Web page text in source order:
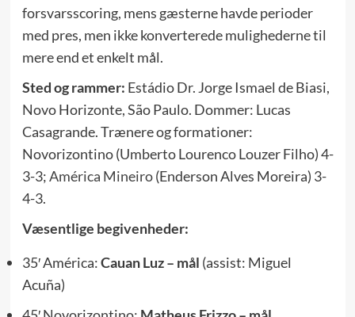
forsvarsscoring, mens gæsterne havde perioder
med pres, men ikke konverterede mulighederne til
mere end et enkelt mål.
Sted og rammer: Estádio Dr. Jorge Ismael de Biasi,
Novo Horizonte, São Paulo. Dommer: Lucas
Casagrande. Trænere og formationer:
Novorizontino (Umberto Lourenco Louzer Filho) 4-
3-3;América Mineiro(Enderson Alves Moreira) 3-
4-3.
Væsentlige begivenheder:
35′ América:Cauan Luz – mål (assist: Miguel
Acuña)